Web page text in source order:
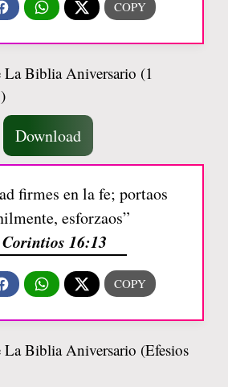
Download
firmes en la fe; portaos
esforzaos”
16:13